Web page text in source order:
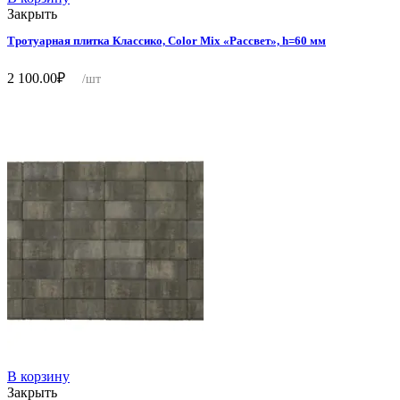
Закрыть
Тротуарная плитка Классико, Color Mix «Рассвет», h=60 мм
2 100.00₽ /шт
В корзину
Закрыть